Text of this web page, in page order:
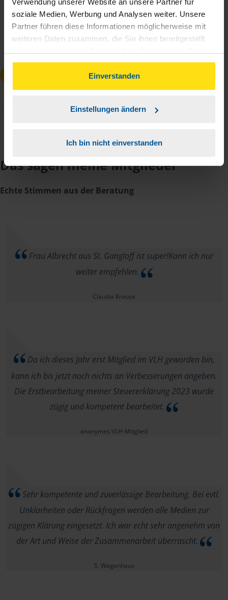
Verwendung unserer Website an unsere Partner für
soziale Medien, Werbung und Analysen weiter. Unsere
Partner führen diese Informationen möglicherweise mit
weiteren Daten zusammen, die Sie ihnen bereitgestellt
gesammelt haben. Indem Sie auf Einverstanden klicken,
können Sie der Verwendung von Cookies, gemäß
unserer
Einverstanden
Einstellungen ändern
Ich bin nicht einverstanden
Bearbeitung meines Anliegens sowie zur internen
Analyse der Zugriffsquelle verwendet werden.
DieDatenschutzbestimmungenhabe ich zur
Kenntnis genommen.*
Das sagen meine Mitglieder
Echte Stimmen aus der Beratung
Frau Albrecht aus St. Gangloff ist super!Kann ich nur
weiter empfehlen.
Claudia Krause
Da ich dieses Jahr erst Mitglied im VLH geworden bin,
kann ich bis jetzt noch nichts an Verbesserungen angeben.
Die Erstbearbeitung meiner Steuererklärung 2023 wurde
zügig und kompetent bearbeitet.
anonymes VLH-Mitglied
Sehr kompetente und zuverlässige Bearbeitung. Bei evtl.
Unklarheiten oder Rückfragen werden alle Medien zur
zügigen Klärung eingesetzt. Ich war echt sehr angenehm von
der Art und Weise der Zusammenarbeit überrascht.
S. Wagenhaus